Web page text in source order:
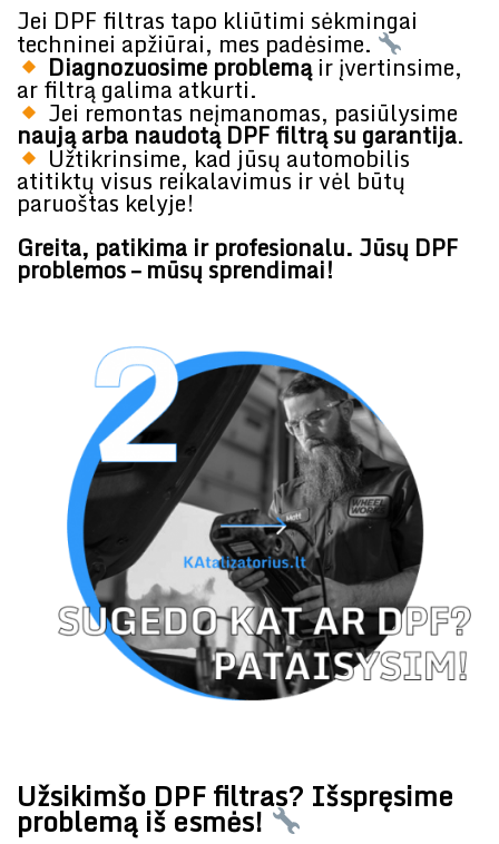
Jei DPF filtras tapo kliūtimi sėkmingai
techninei apžiūrai, mes padėsime.
Diagnozuosime problemąir įvertinsime,
ar filtrą galima atkurti.
Jei remontas neįmanomas, pasiūlysime
naują arba naudotą DPF filtrą su garantija.
Užtikrinsime, kad jūsų automobilis
atitiktų visus reikalavimus ir vėl būtų
paruoštas kelyje!
Greita, patikima ir profesionalu. Jūsų DPF
problemos – mūsų sprendimai!
Užsikimšo DPF filtras? Išspręsime
problemą iš esmės!